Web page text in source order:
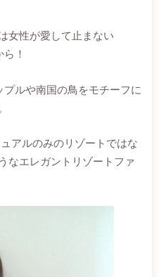
女性が愛して止まない
！
ルや南国の鳥をモチーフに
アルのみのリゾートではな
なエレガントリゾートファ